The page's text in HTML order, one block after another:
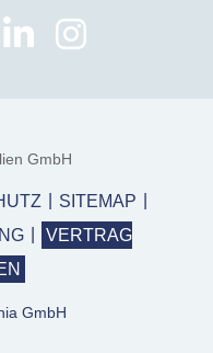
GmbH
SITEMAP
VERTRAG
GmbH